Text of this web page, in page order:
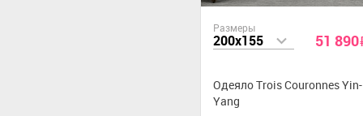
Размеры
200x155 51 890
Одеяло Trois Couronnes Yin-
Yang